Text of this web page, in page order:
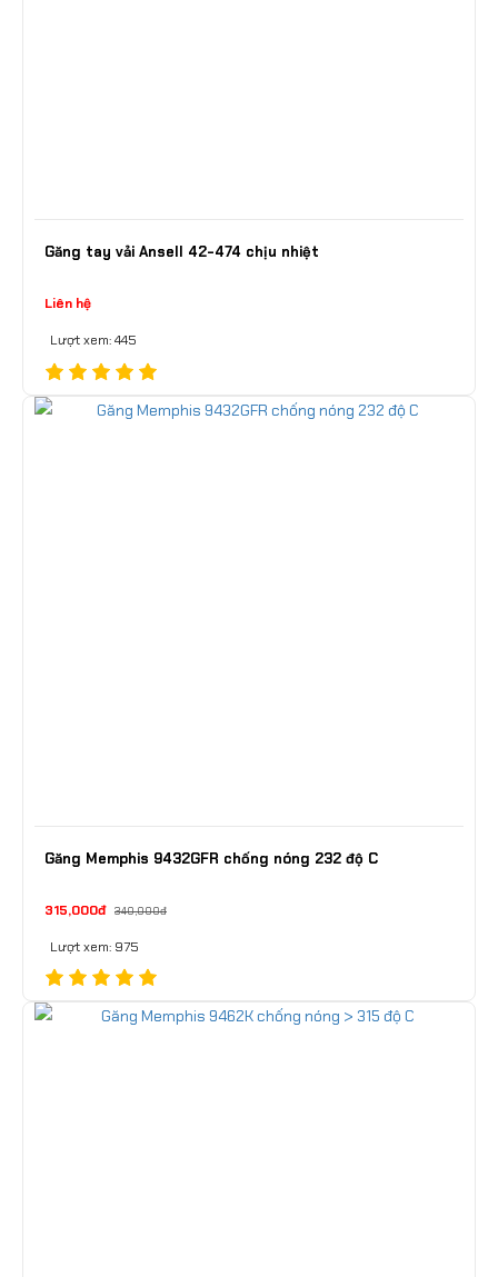
Găng tay vải Ansell 42-474 chịu nhiệt
Liên hệ
Lượt xem: 445
Găng Memphis 9432GFR chống nóng 232 độ C
315,000đ 340,000đ
Lượt xem: 975